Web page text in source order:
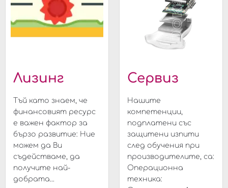
Лизинг
Тъй като знаем, че
финансовият ресурс
е важен фактор за
бързо развитие: Ние
можем да Ви
съдействаме, да
получите най-
добрата...
Сервиз
Нашите
компетенции,
подплатени със
защитени изпити
след обучения при
производителите, са:
Операционна
техника: